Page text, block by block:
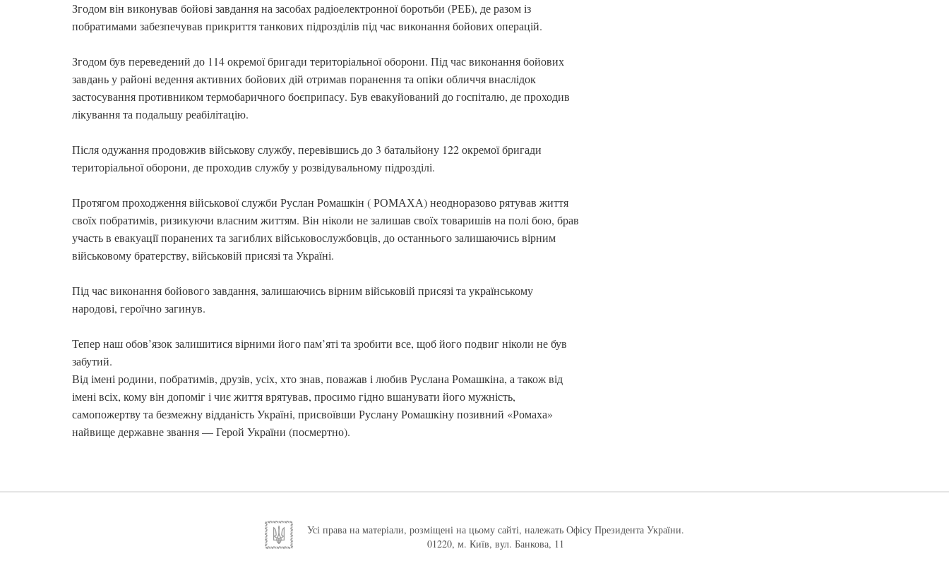
Згодом він виконував бойові завдання на засобах радіоелектронної боротьби (РЕБ), де разом із
побратимами забезпечував прикриття танкових підрозділів під час виконання бойових операцій.
Згодом був переведений до 114 окремої бригади територіальної оборони. Під час виконання бойових
завдань у районі ведення активних бойових дій отримав поранення та опіки обличчя внаслідок
застосування противником термобаричного боєприпасу. Був евакуйований до госпіталю, де проходив
лікування та подальшу реабілітацію.
Після одужання продовжив військову службу, перевівшись до 3 батальйону 122 окремої бригади
територіальної оборони, де проходив службу у розвідувальному підрозділі.
Протягом проходження військової служби Руслан Ромашкін ( РОМАХА) неодноразово рятував життя
своїх побратимів, ризикуючи власним життям. Він ніколи не залишав своїх товаришів на полі бою, брав
участь в евакуації поранених та загиблих військовослужбовців, до останнього залишаючись вірним
військовому братерству, військовій присязі та Україні.
Під час виконання бойового завдання, залишаючись вірним військовій присязі та українському
народові, героїчно загинув.
Тепер наш обов’язок залишитися вірними його пам’яті та зробити все, щоб його подвиг ніколи не був
забутий.
Від імені родини, побратимів, друзів, усіх, хто знав, поважав і любив Руслана Ромашкіна, а також від
імені всіх, кому він допоміг і чиє життя врятував, просимо гідно вшанувати його мужність,
самопожертву та безмежну відданість Україні, присвоївши Руслану Ромашкіну позивний «Ромаха»
найвище державне звання — Герой України (посмертно).
Усі права на матеріали, розміщені на цьому сайті, належать Офісу Президента України.
01220, м. Київ, вул. Банкова, 11